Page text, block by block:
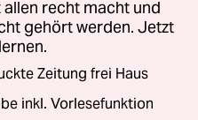
recht macht und
gehört werden. Jetzt
Zeitung frei Haus
inkl. Vorlesefunktion